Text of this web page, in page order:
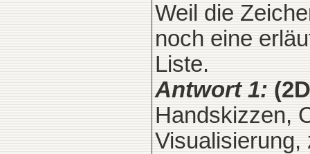
Weil die
noch eine
Liste.
Antwort 1:
Handskizzen,
Visualisierung,